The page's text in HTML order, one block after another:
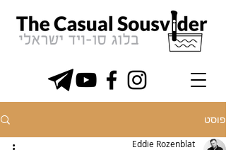
פוסט
Eddie Rozenblat